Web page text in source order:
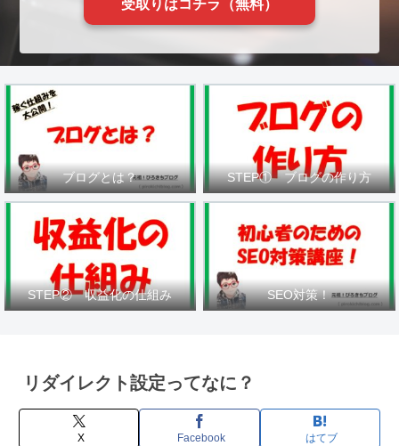
受取りはコチラ（無料）
ブログとは？ STEP① ブログの作り方
STEP② 収益化の仕組み SEO対策！
リダイレクト設定ってなに？
X Facebook はてブ